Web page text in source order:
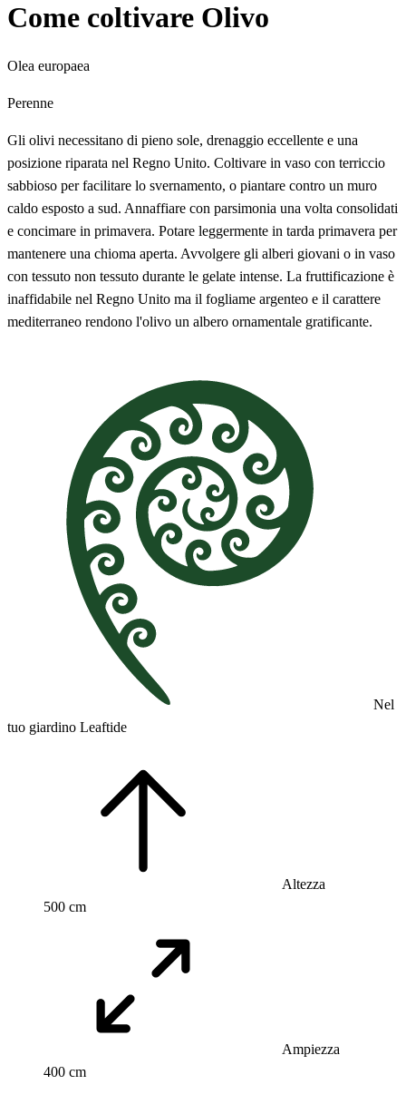
Come coltivare Olivo
Olea europaea
Perenne
Gli olivi necessitano di pieno sole, drenaggio eccellente e una
posizione riparata nel Regno Unito. Coltivare in vaso con terriccio
sabbioso per facilitare lo svernamento, o piantare contro un muro
caldo esposto a sud. Annaffiare con parsimonia una volta consolidati
e concimare in primavera. Potare leggermente in tarda primavera per
mantenere una chioma aperta. Avvolgere gli alberi giovani o in vaso
con tessuto non tessuto durante le gelate intense. La fruttificazione è
inaffidabile nel Regno Unito ma il fogliame argenteo e il carattere
mediterraneo rendono l'olivo un albero ornamentale gratificante.
Nel
tuo giardino Leaftide
Altezza
500 cm
Ampiezza
400 cm